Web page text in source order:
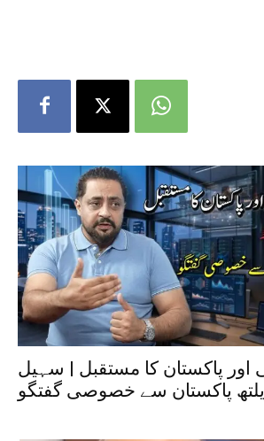
اور پاکستان کا مستقبل | سہیل
پاکستان سے خصوصی گفتگو